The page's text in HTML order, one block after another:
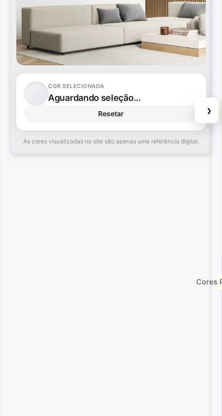
COR SELECIONADA
Aguardando seleção...
Resetar
As cores visualizadas no site são apenas uma referência digital.
Cores
›